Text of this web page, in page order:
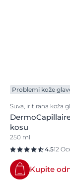
Problemi kože
Suva, iritirana koža
kosu
250 ml
4.512
Kupite